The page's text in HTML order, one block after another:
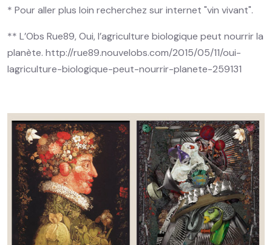
* Pour aller plus loin recherchez sur internet "vin vivant".
** L’Obs Rue89, Oui, l’agriculture biologique peut nourrir la
planète. http://rue89.nouvelobs.com/2015/05/11/oui-
lagriculture-biologique-peut-nourrir-planete-259131